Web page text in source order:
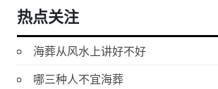
热点关注
海葬从风水上讲好不好
哪三种人不宜海葬